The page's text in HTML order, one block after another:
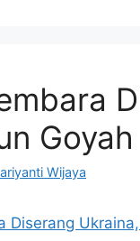
Goyah
Wijaya